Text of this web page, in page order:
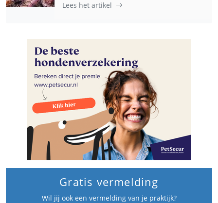
Lees het artikel
Gratis vermelding
Wil jij ook een vermelding van je praktijk?